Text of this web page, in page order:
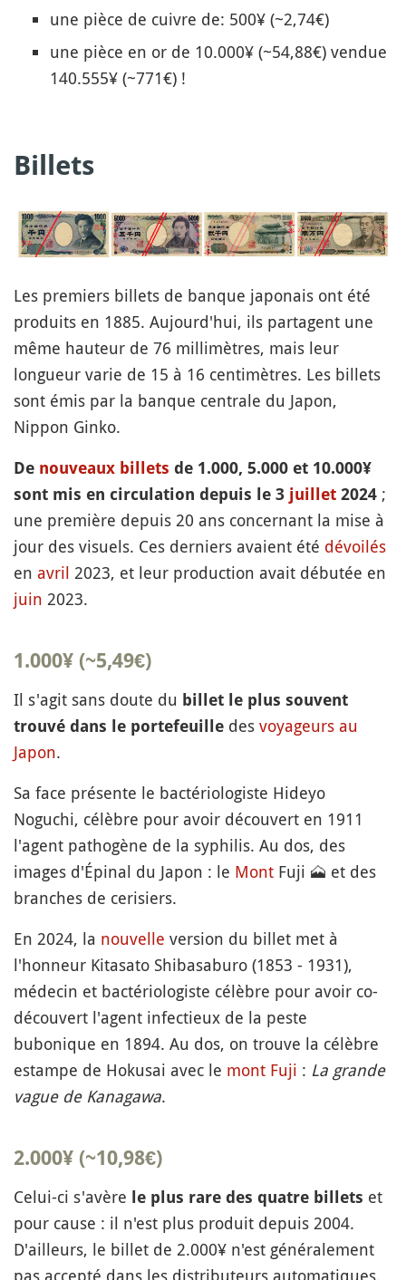
une pièce de cuivre de: 500¥ (~2,74€)
une pièce en or de 10.000¥ (~54,88€) vendue
140.555¥ (~771€) !
Billets
Les premiers billets de banque japonais ont été
produits en 1885. Aujourd'hui, ils partagent une
même hauteur de 76 millimètres, mais leur
longueur varie de 15 à 16 centimètres. Les billets
sont émis par la banque centrale du Japon,
Nippon Ginko.
De nouveaux billets de 1.000, 5.000 et 10.000¥
sont mis en circulation depuis le 3 juillet 2024 ;
une première depuis 20 ans concernant la mise à
jour des visuels. Ces derniers avaient été dévoilés
en avril 2023, et leur production avait débutée en
juin 2023.
1.000¥ (~5,49€)
Il s'agit sans doute du billet le plus souvent
trouvé dans le portefeuille des voyageurs au
Japon.
Sa face présente le bactériologiste Hideyo
Noguchi, célèbre pour avoir découvert en 1911
l'agent pathogène de la syphilis. Au dos, des
images d'Épinal du Japon : le Mont Fuji 🗻 et des
branches de cerisiers.
En 2024, la nouvelle version du billet met à
l'honneur Kitasato Shibasaburo (1853 - 1931),
médecin et bactériologiste célèbre pour avoir co-
découvert l'agent infectieux de la peste
bubonique en 1894. Au dos, on trouve la célèbre
estampe de Hokusai avec le mont Fuji : La grande
vague de Kanagawa.
2.000¥ (~10,98€)
Celui-ci s'avère le plus rare des quatre billets et
pour cause : il n'est plus produit depuis 2004.
D'ailleurs, le billet de 2.000¥ n'est généralement